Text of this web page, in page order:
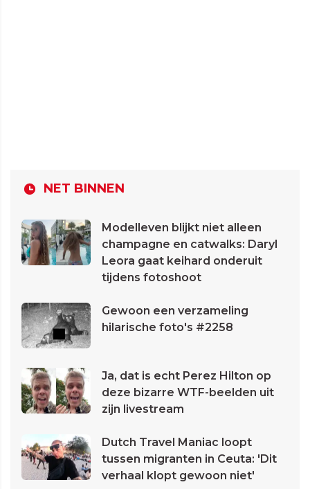
NET BINNEN
Modelleven blijkt niet alleen
champagne en catwalks: Daryl
Leora gaat keihard onderuit
tijdens fotoshoot
Gewoon een verzameling
hilarische foto's #2258
Ja, dat is echt Perez Hilton op
deze bizarre WTF-beelden uit
zijn livestream
Dutch Travel Maniac loopt
tussen migranten in Ceuta: 'Dit
verhaal klopt gewoon niet'